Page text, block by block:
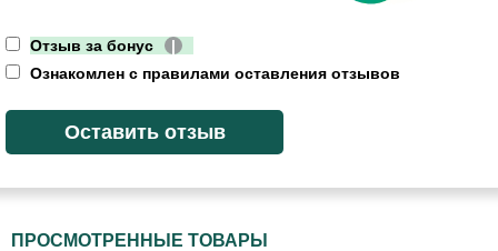
Отзыв за бонус
|
Ознакомлен с правилами оставления отзывов
ПРОСМОТРЕННЫЕ ТОВАРЫ